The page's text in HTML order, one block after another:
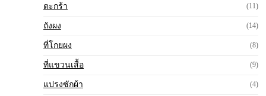
ตะกร้า (11)
ถังผง (14)
ที่โกยผง (8)
ที่แขวนเสื้อ (9)
แปรงซักผ้า (4)